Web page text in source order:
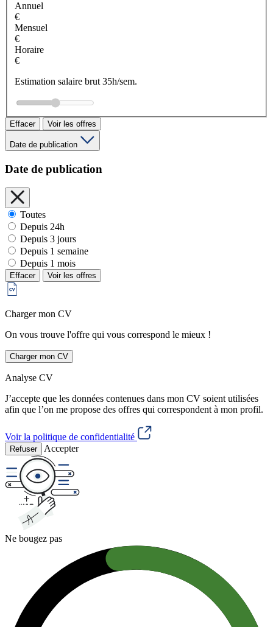
Annuel
€
Mensuel
€
Horaire
€
Estimation salaire brut 35h/sem.
Effacer Voir les offres
Date de publication
Date de publication
Toutes
Depuis 24h
Depuis 3 jours
Depuis 1 semaine
Depuis 1 mois
Effacer Voir les offres
Charger mon CV
On vous trouve l'offre qui vous correspond le mieux !
Charger mon CV
Analyse CV
J’accepte que les données contenues dans mon CV soient utilisées
afin que l’on me propose des offres qui correspondent à mon profil.
Voir la politique de confidentialité
Refuser Accepter
Ne bougez pas